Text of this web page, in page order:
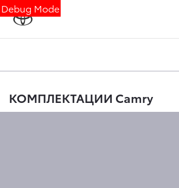
Debug Mode
КОМПЛЕКТАЦИИ Camry